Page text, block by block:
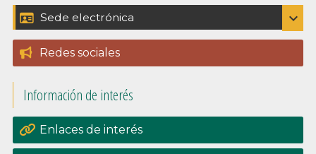
Barra
lateral
principal
Sede electrónica expand_more
Catálogo de trámites
Padrón
Perfil del contratante
Portal de transpariencia
Redes sociales
Información de interés
Enlaces de interés